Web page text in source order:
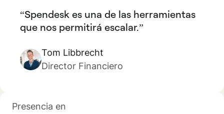
Spendesk es una de las herramientas
que nos permitirá escalar.
Tom Libbrecht
Director Financiero
Presencia en